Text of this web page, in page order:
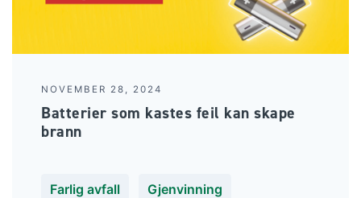
NOVEMBER 28, 2024
Batterier som kastes feil kan skape
brann
Farlig avfall Gjenvinning